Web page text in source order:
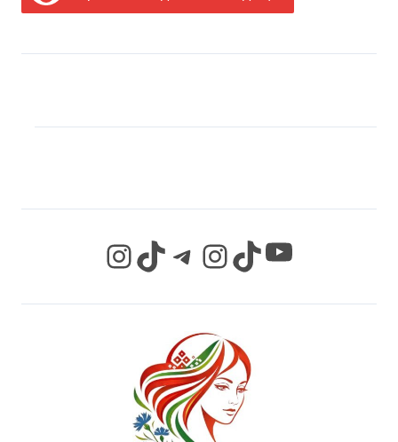
InstagramTikTok Telegram InstagramTikTok YouTube